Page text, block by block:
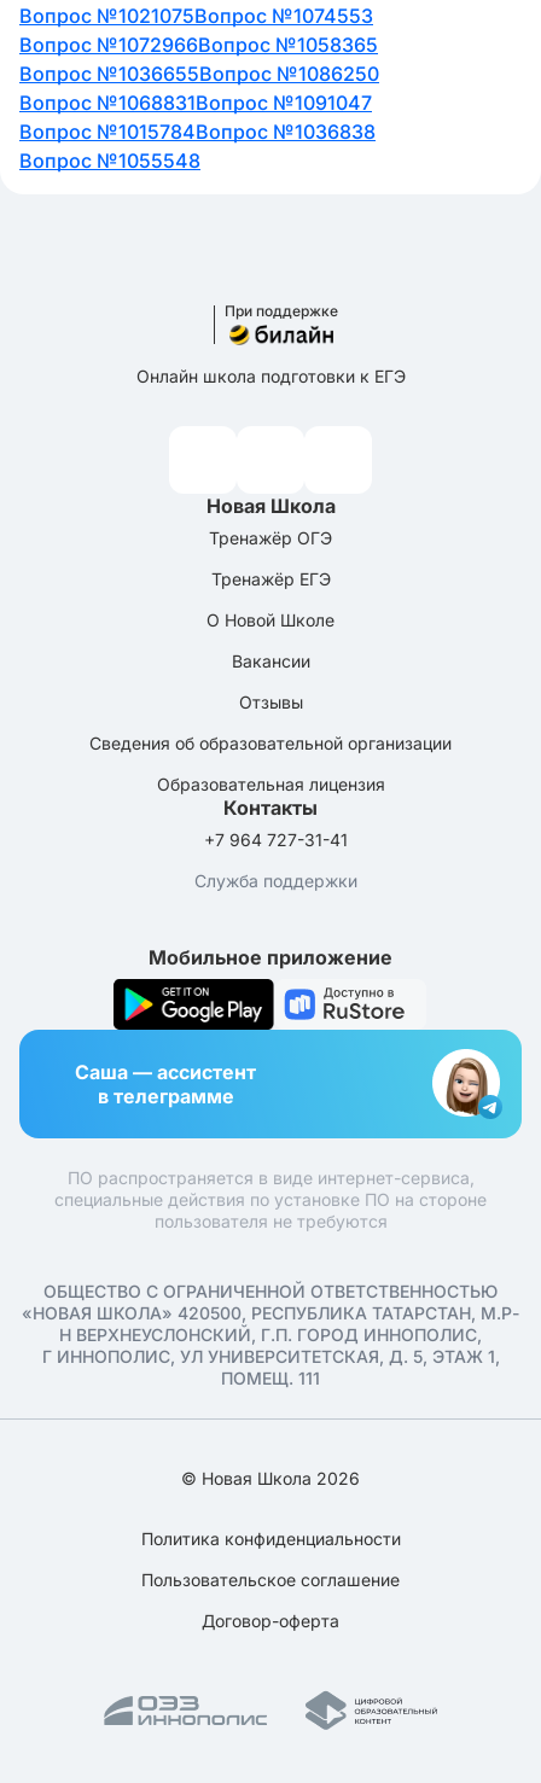
Вопрос №1021075Вопрос №1074553
Вопрос №1072966Вопрос №1058365
Вопрос №1036655Вопрос №1086250
Вопрос №1068831Вопрос №1091047
Вопрос №1015784Вопрос №1036838
Вопрос №1055548
При поддержке
Онлайн школа подготовки к ЕГЭ
Новая Школа
Тренажёр ОГЭ
Тренажёр ЕГЭ
О Новой Школе
Вакансии
Отзывы
Сведения об образовательной организации
Образовательная лицензия
Контакты
+7 964 727-31-41
Служба поддержки
Мобильное приложение
Саша — ассистент
в телеграмме
ПО распространяется в виде интернет-сервиса,
специальные действия по установке ПО на стороне
пользователя не требуются
ОБЩЕСТВО С ОГРАНИЧЕННОЙ ОТВЕТСТВЕННОСТЬЮ
«НОВАЯ ШКОЛА» 420500, РЕСПУБЛИКА ТАТАРСТАН, М.Р-
Н ВЕРХНЕУСЛОНСКИЙ, Г.П. ГОРОД ИННОПОЛИС,
Г ИННОПОЛИС, УЛ УНИВЕРСИТЕТСКАЯ, Д. 5, ЭТАЖ 1,
ПОМЕЩ. 111
© Новая Школа 2026
Политика конфиденциальности
Пользовательское соглашение
Договор-оферта